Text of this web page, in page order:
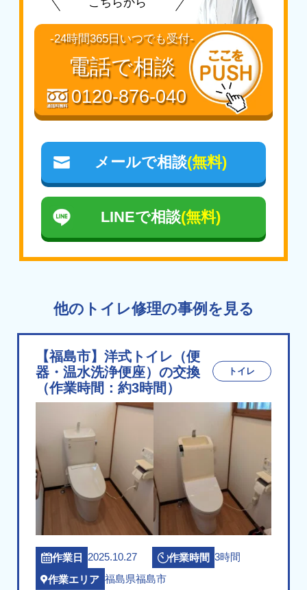
-24時間365日いつでも受付-
電話で相談
0120-876-040
メールで相談(無料)
LINEで相談(無料)
他のトイレ修理の事例を見る
【福島市】洋式トイレ（便
器・温水洗浄便座）の交換
（作業時間：約3時間）
トイレ
作業日 2025.10.27 作業時間 3時間
作業エリア 福島県福島市